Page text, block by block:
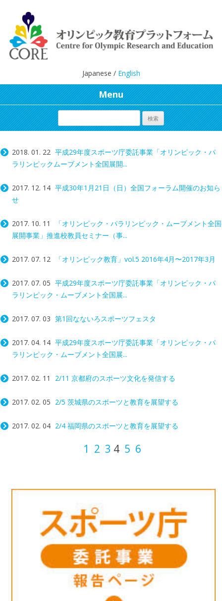
Japanese / English
Menu
2018. 01. 22 平成29年度スポーツ庁委託事業「オリンピック・パ
ラリンピックムーブメント全国展開...
2017. 12. 14 平成30年1月21日（日）全国フォーラム開催のお知ら
せ
2017. 10. 11
「オリンピック・パラリンピック・ムーブメント全国
展開事業」推進校教員セミナー（事...
2017. 07. 12 「オリンピック教育」vol.5 2016年4月〜2017年3月
2017. 07. 05 平成29年度スポーツ庁委託事業「オリンピック・パ
ラリンピック・ムーブメント全国展...
2017. 07. 03 第1回なないろスポーツフェスタ
2017. 04. 14 平成29年度スポーツ庁委託事業「オリンピック・パ
ラリンピック・ムーブメント全国展...
2017. 02. 11 2/11 京都府のスポーツ文化を発信する
2017. 02. 05 2/5 茨城県のスポーツと教育を展望する
2017. 02. 04 2/4 福岡県のスポーツと教育を展望する
1 2 3 4 5 6